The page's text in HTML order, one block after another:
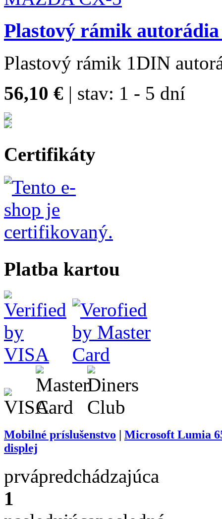
Plastový rámik
Plastový rámik 1DIN
56,10 € | stav: 1 - 5 dní
Certifikáty
Platba kartou
Mobilné príslušenstvo
Microsoft Lumia
displej
prvápredchádzajúca
1